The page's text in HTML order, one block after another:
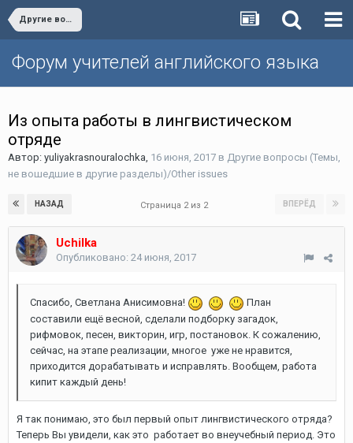
Другие вопросы (Темы, не вошедшие в другие разделы)/Other issues
Форум учителей английского языка
Из опыта работы в лингвистическом
отряде
Автор: yuliyakrasnouralochka, 16 июня, 2017 в Другие вопросы (Темы,
не вошедшие в другие разделы)/Other issues
НАЗАД ВПЕРЁД
Страница 2 из 2
Uchilka
Опубликовано: 24 июня, 2017
Спасибо, Светлана Анисимовна!
План
составили ещё весной, сделали подборку загадок,
рифмовок, песен, викторин, игр, постановок. К сожалению,
сейчас, на этапе реализации, многое уже не нравится,
приходится дорабатывать и исправлять. Вообщем, работа
кипит каждый день!
Я так понимаю, это был первый опыт лингвистического отряда?
Теперь Вы увидели, как это работает во внеучебный период. Это